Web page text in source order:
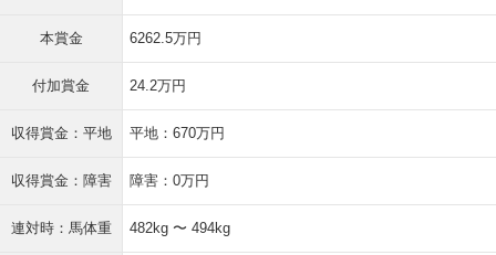
本賞金 6262.5万円
付加賞金 24.2万円
収得賞金：平地 平地：670万円
収得賞金：障害 障害：0万円
連対時：馬体重 482kg 〜 494kg